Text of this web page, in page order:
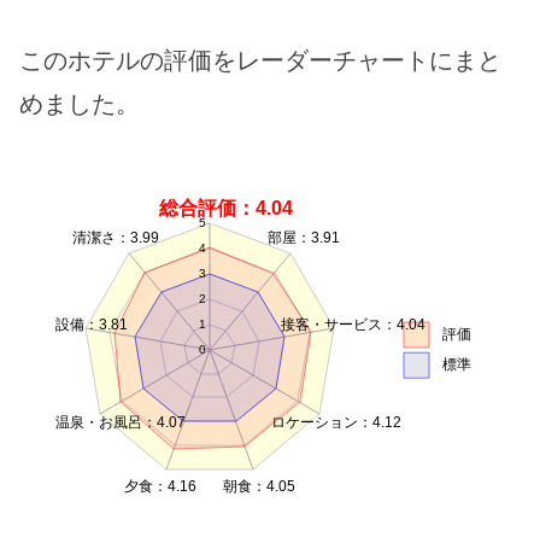
このホテルの評価をレーダーチャートにまと
めました。
0
1
2
3
4
5
総合評価：4.04
部屋：3.91
接客・サービス：4.04
ロケーション：4.12
朝食：4.05
夕食：4.16
温泉・お風呂：4.07
設備：3.81
清潔さ：3.99
評価
標準